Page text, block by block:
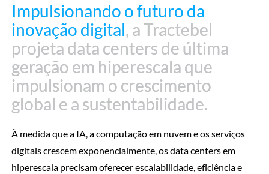
Impulsionando o futuro da
inovação digital, a Tractebel
projeta data centers de última
geração em hiperescala que
impulsionam o crescimento
global e a sustentabilidade.
Impulsionando o futuro da
inovação digital, a Tractebel
projeta data centers de última
geração em hiperescala que
impulsionam o crescimento
global e a sustentabilidade.
À medida que a IA, a computação em nuvem e os serviços
digitais crescem exponencialmente, os data centers em
hiperescala precisam oferecer escalabilidade, eficiência e